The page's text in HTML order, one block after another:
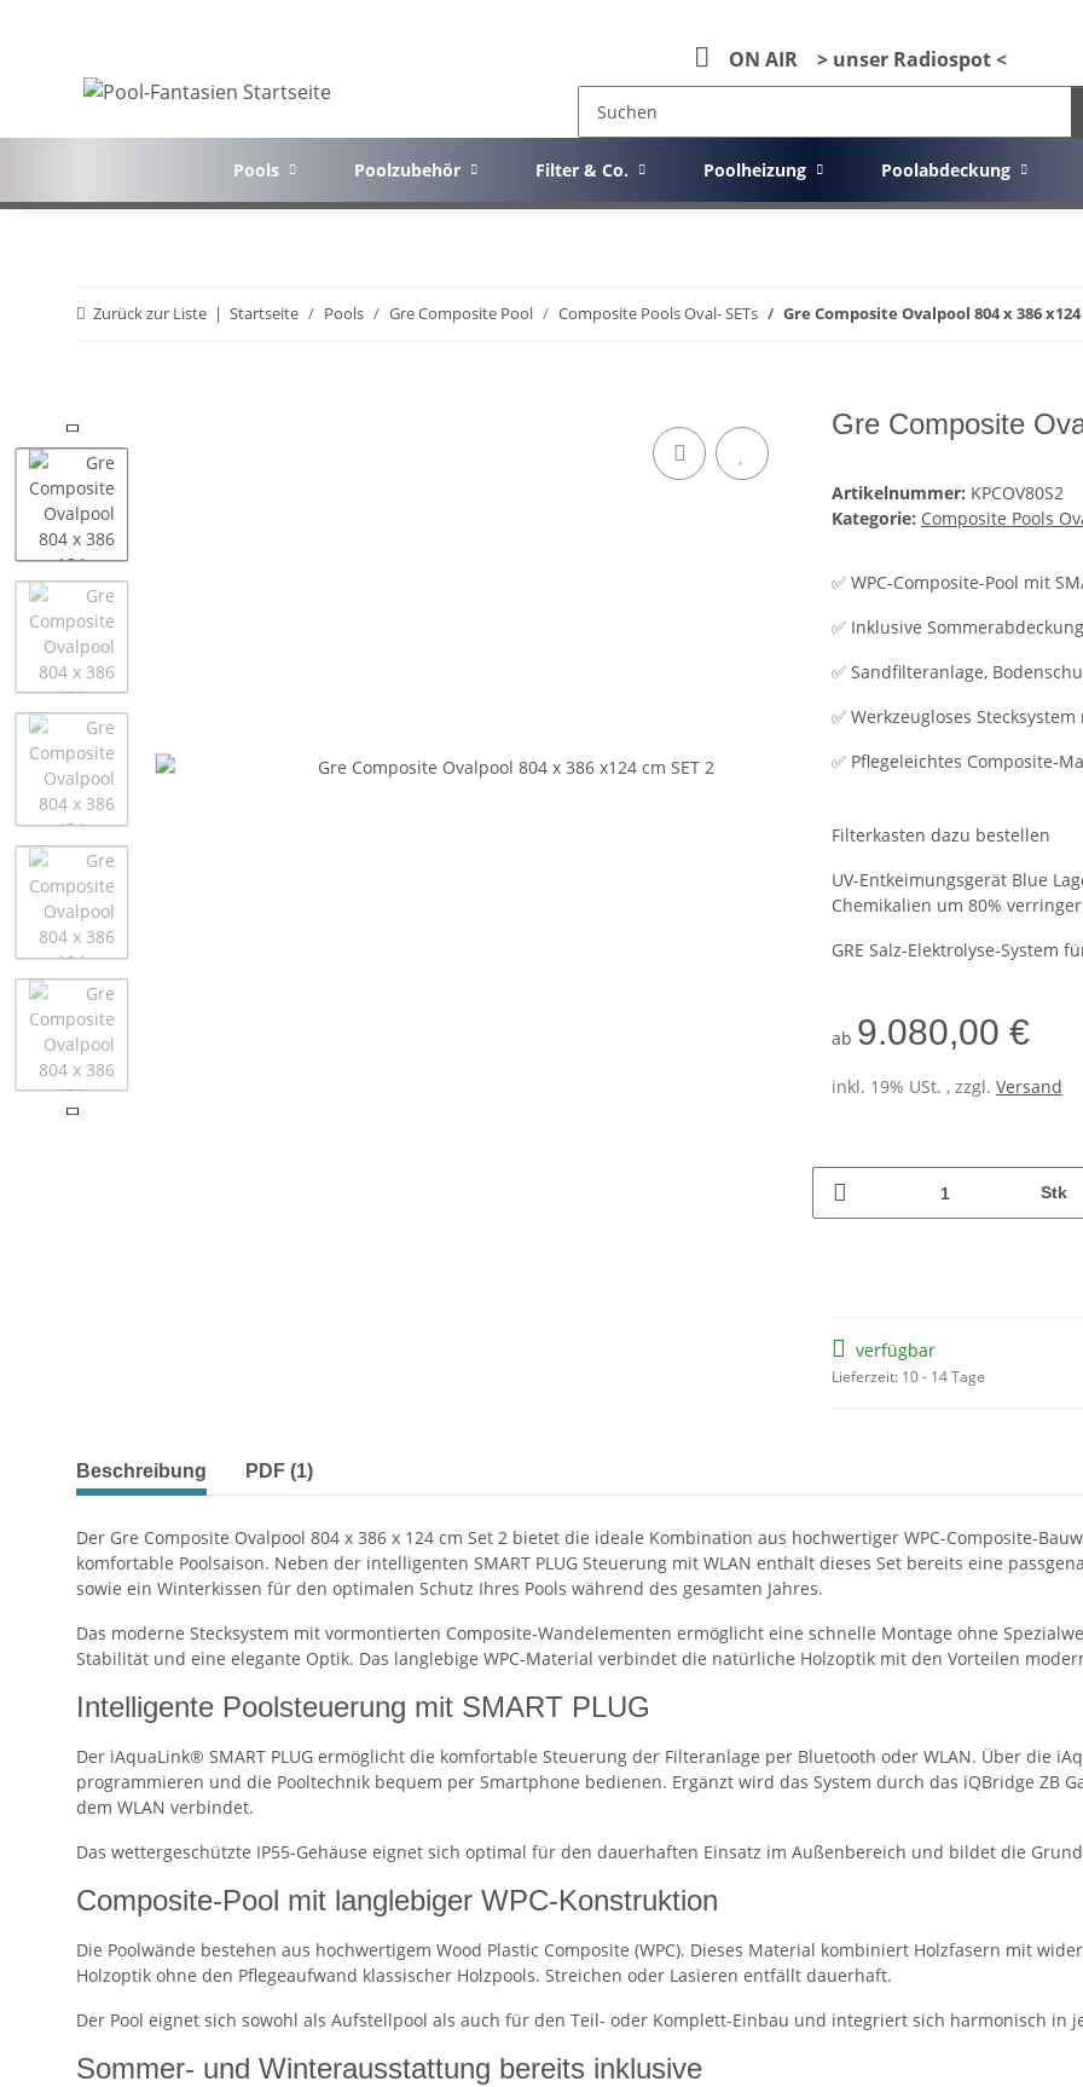
ON AIR > unser Radiospot <
Pools Poolzubehör Filter & Co. Poolheizung Poolabdeckung
Zurück zur Liste Startseite Pools Gre Composite Pool Composite Pools Oval- SETs Gre Composite Ovalpool 804 x 386 x124
Gre Composite
Artikelnummer: KPCOV80S2
Kategorie: Composite Pools
✅ WPC-Composite-Pool mit
✅ Inklusive
✅ Sandfilteranlage,
✅ Werkzeugloses
✅ Pflegeleichtes Composite-
Filterkasten dazu bestellen
UV-Entkeimungsgerät Blue
Chemikalien um 80%
GRE Salz-Elektrolyse-System
ab 9.080,00 €
inkl. 19% USt. , zzgl. Versand
Stk
verfügbar
Lieferzeit: 10 - 14 Tage
weitere Registerkarten anzeigen
Beschreibung PDF (1)
Der Gre Composite Ovalpool 804 x 386 x 124 cm Set 2 bietet die ideale Kombination aus hochwertiger WPC-Composite-
komfortable Poolsaison. Neben der intelligenten SMART PLUG Steuerung mit WLAN enthält dieses Set bereits eine
sowie ein Winterkissen für den optimalen Schutz Ihres Pools während des gesamten Jahres.
Das moderne Stecksystem mit vormontierten Composite-Wandelementen ermöglicht eine schnelle Montage ohne
Stabilität und eine elegante Optik. Das langlebige WPC-Material verbindet die natürliche Holzoptik mit den Vorteilen
Intelligente Poolsteuerung mit SMART PLUG
Der iAquaLink® SMART PLUG ermöglicht die komfortable Steuerung der Filteranlage per Bluetooth oder WLAN. Über die
programmieren und die Pooltechnik bequem per Smartphone bedienen. Ergänzt wird das System durch das iQBridge ZB
dem WLAN verbindet.
Das wettergeschützte IP55-Gehäuse eignet sich optimal für den dauerhaften Einsatz im Außenbereich und bildet die
Composite-Pool mit langlebiger WPC-Konstruktion
Die Poolwände bestehen aus hochwertigem Wood Plastic Composite (WPC). Dieses Material kombiniert Holzfasern mit
Holzoptik ohne den Pflegeaufwand klassischer Holzpools. Streichen oder Lasieren entfällt dauerhaft.
Der Pool eignet sich sowohl als Aufstellpool als auch für den Teil- oder Komplett-Einbau und integriert sich harmonisch in
Sommer- und Winterausstattung bereits inklusive